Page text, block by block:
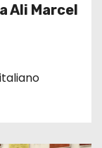
Ali Marcel